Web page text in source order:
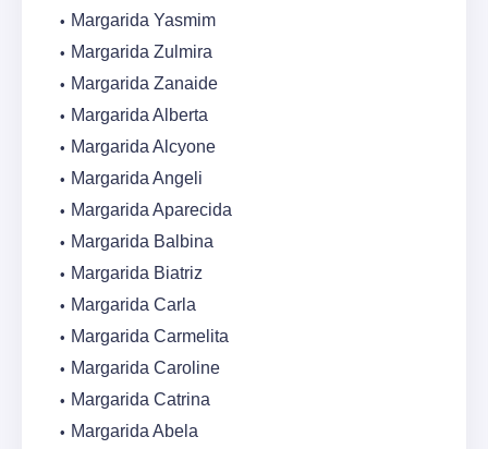
Margarida Yasmim
Margarida Zulmira
Margarida Zanaide
Margarida Alberta
Margarida Alcyone
Margarida Angeli
Margarida Aparecida
Margarida Balbina
Margarida Biatriz
Margarida Carla
Margarida Carmelita
Margarida Caroline
Margarida Catrina
Margarida Abela